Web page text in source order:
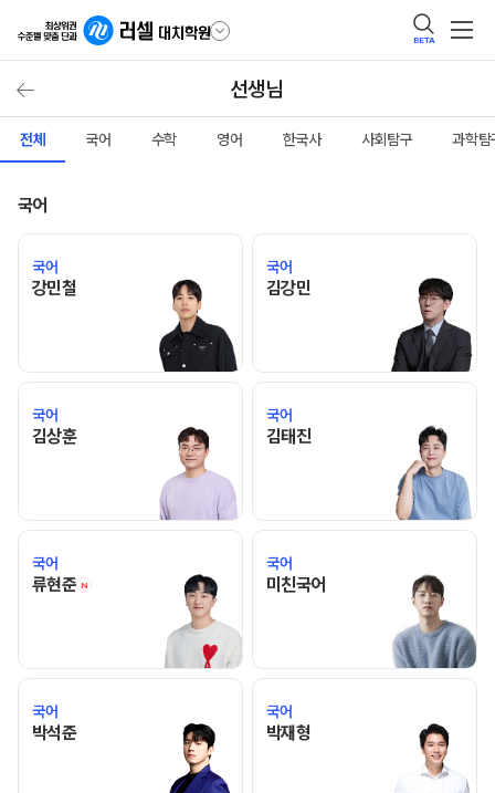
BETA
선생님
전체 국어 수학 영어 한국사 사회탐구 과학탐
국어
국어
강민철 강민철 선생님 홈 바로가기
국어
김강민 김강민 선생님 홈 바로가기
국어
김상훈김상훈 선생님 홈 바로가기
국어
김태진김태진 선생님 홈 바로가기
국어
류현준 N 류현준 선생님 홈 바로가기
국어
미친국어미친국어 선생님 홈 바
국어
박석준박석준 선생님 홈 바로가기
국어
박재형 박재형 선생님 홈 바로가기